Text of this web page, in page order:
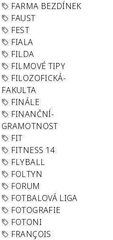
FARMA BEZDÍNEK
FAUST
FEST
FIALA
FILDA
FILMOVÉ TIPY
FILOZOFICKÁ-
FAKULTA
FINÁLE
FINANČNÍ-
GRAMOTNOST
FIT
FITNESS 14
FLYBALL
FOLTYN
FORUM
FOTBALOVÁ LIGA
FOTOGRAFIE
FOTONI
FRANÇOIS